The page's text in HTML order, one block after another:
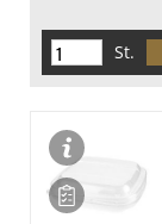
St.